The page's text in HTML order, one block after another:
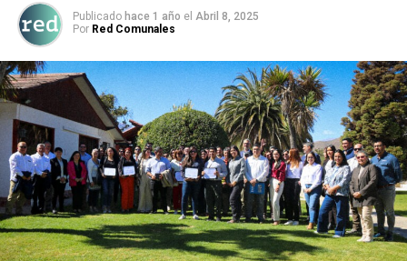
Publicado hace 1 año el Abril 8, 2025
Por Red Comunales